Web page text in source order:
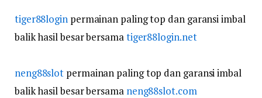
tiger88login permainan paling top dan garansi imbal
balik hasil besar bersama tiger88login.net
neng88slot permainan paling top dan garansi imbal
balik hasil besar bersama neng88slot.com